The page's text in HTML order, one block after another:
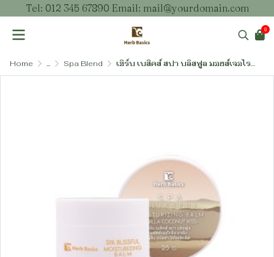
Tel: 012 345 67890 Email: mail@yourdomain.com
0
Home ... Spa Blend เฮิร์บ เบสิคส์ สปา บลิสฟูล มอยส์เจอไรซิ่ง บาล์ม (บาล์มบำรุงผิวสูตรผ่อนคลาย)